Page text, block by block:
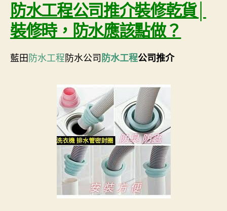
防水工程公司推介裝修乾貨│
裝修時，防水應該點做？
藍田防水工程防水公司防水工程公司推介